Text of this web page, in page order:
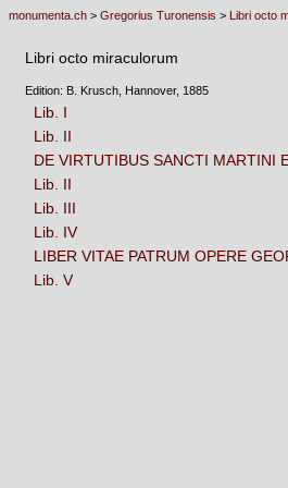
monumenta.ch > Gregorius Turonensis > Libri octo
Libri octo miraculorum
Edition: B. Krusch, Hannover, 1885
Lib. I
Lib. II
DE VIRTUTIBUS SANCTI MARTINI
Lib. II
Lib. III
Lib. IV
LIBER VITAE PATRUM OPERE
Lib. V